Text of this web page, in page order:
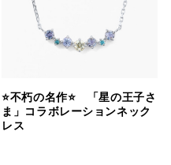
⭐️不朽の名作⭐️ 「星の王子さ
ま」コラボレーションネック
レス